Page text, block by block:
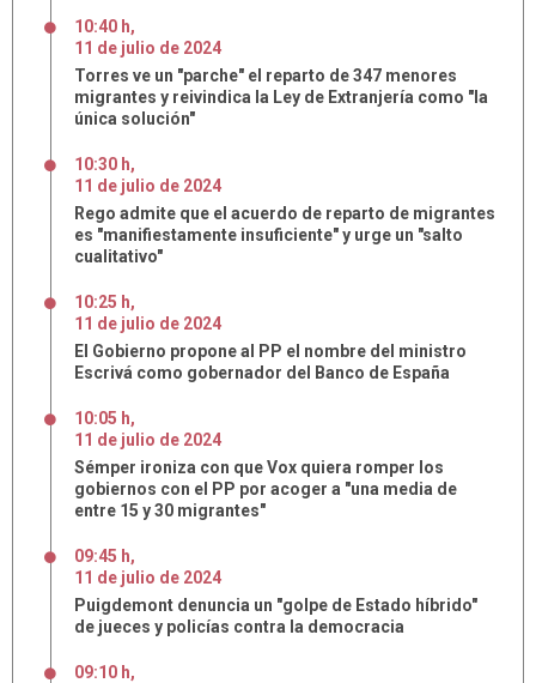
10:40 h,
11 de julio de 2024
Torres ve un "parche" el reparto de 347 menores
migrantes y reivindica la Ley de Extranjería como "la
única solución"
10:30 h,
11 de julio de 2024
Rego admite que el acuerdo de reparto de migrantes
es "manifiestamente insuficiente" y urge un "salto
cualitativo"
10:25 h,
11 de julio de 2024
El Gobierno propone al PP el nombre del ministro
Escrivá como gobernador del Banco de España
10:05 h,
11 de julio de 2024
Sémper ironiza con que Vox quiera romper los
gobiernos con el PP por acoger a "una media de
entre 15 y 30 migrantes"
09:45 h,
11 de julio de 2024
Puigdemont denuncia un "golpe de Estado híbrido"
de jueces y policías contra la democracia
09:10 h,